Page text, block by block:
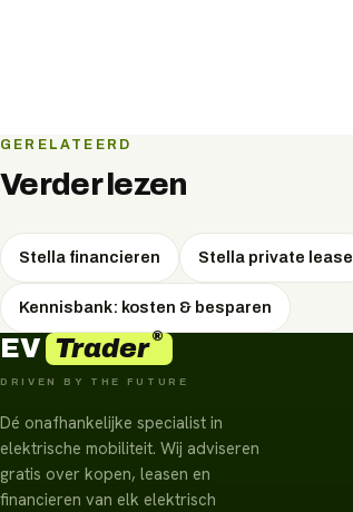
GERELATEERD
Verder lezen
Stella financieren Stella private lease
Kennisbank: kosten & besparen
EV Trader®
DRIVEN BY THE FUTURE
Dé onafhankelijke specialist in
elektrische mobiliteit. Wij adviseren
gratis over kopen, leasen en
financieren van elk elektrisch